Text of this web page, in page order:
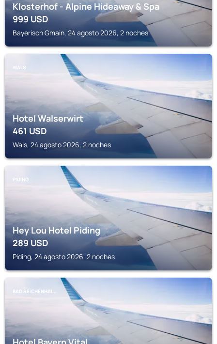
Klosterhof - Alpine Hideaway & Spa
999USD
Bayerisch Gmain, 24 agosto 2026, 2 noches
WALS
Hotel Walserwirt
461USD
Wals, 24 agosto 2026, 2 noches
PIDING
Hey Lou Hotel Piding
289USD
Piding, 24 agosto 2026, 2 noches
BAD REICHENHALL